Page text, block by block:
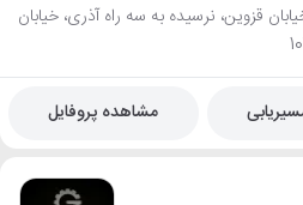
جی، خیابان قزوین، نرسیده به سه راه آذری، خیابان
مشاهده پروفایل